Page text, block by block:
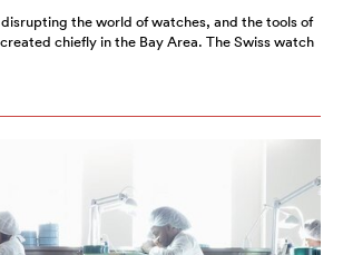
the world of watches, and the tools of
chiefly in the Bay Area. The Swiss watch